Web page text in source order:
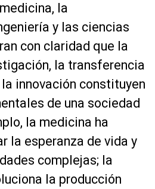
la
y las ciencias
con claridad que la
la transferencia
innovación constituyen
de una sociedad
la medicina ha
la esperanza de vida y
complejas; la
la producción